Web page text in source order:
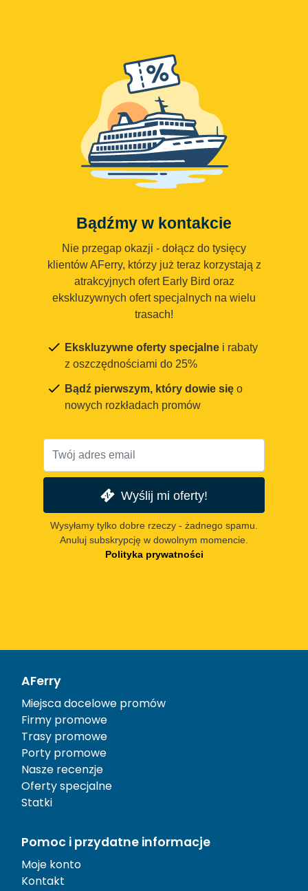
Bądźmy w kontakcie
Nie przegap okazji - dołącz do tysięcy
klientów AFerry, którzy już teraz korzystają z
atrakcyjnych ofert Early Bird oraz
ekskluzywnych ofert specjalnych na wielu
trasach!
Ekskluzywne oferty specjalne i rabaty
z oszczędnościami do 25%
Bądź pierwszym, który dowie się o
nowych rozkładach promów
Wyślij mi oferty!
Wysyłamy tylko dobre rzeczy - żadnego spamu.
Anuluj subskrypcję w dowolnym momencie.
Polityka prywatności
AFerry
Miejsca docelowe promów
Firmy promowe
Trasy promowe
Porty promowe
Nasze recenzje
Oferty specjalne
Statki
Pomoc i przydatne informacje
Moje konto
Kontakt